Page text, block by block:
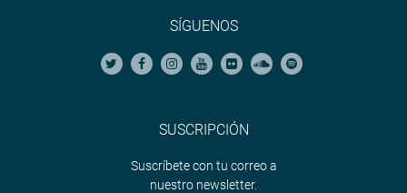
SÍGUENOS
SUSCRIPCIÓN
Suscríbete con tu correo a
nuestro newsletter.